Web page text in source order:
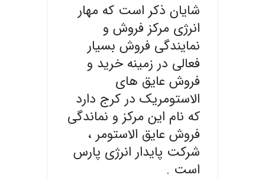
شایان ذکر است که مهار
انرژی مرکز فروش و
نمایندگی فروش بسیار
فعالی در زمینه خرید و
فروش عایق های
الاستومریک در کرج دارد
که نام این مرکز و نماندگی
فروش عایق الاستومر ،
شرکت پایدار انرژی پارس
است .